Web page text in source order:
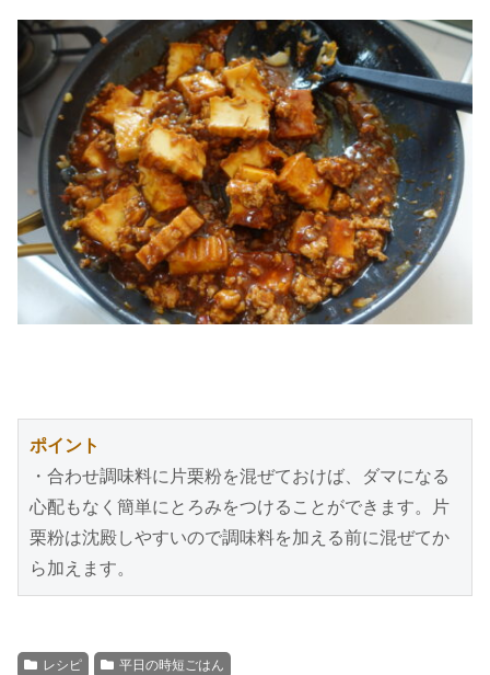
ポイント
・合わせ調味料に片栗粉を混ぜておけば、ダマになる
心配もなく簡単にとろみをつけることができます。片
栗粉は沈殿しやすいので調味料を加える前に混ぜてか
ら加えます。
レシピ 平日の時短ごはん